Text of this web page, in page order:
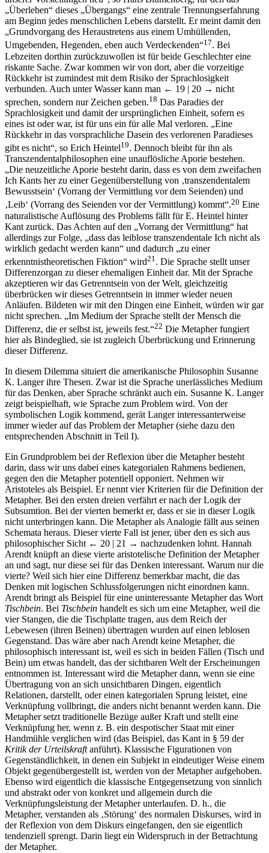
„Überleben“ dieses „Übergangs“ eine zentrale Trennungserfahrung
am Beginn jedes menschlichen Lebens darstellt. Er meint damit den
„Grundvorgang des Heraustretens aus einem Umhüllenden,
Umgebenden, Hegenden, eben auch Verdeckenden“17. Bei
Lebzeiten dorthin zurückzuwollen ist für beide Geschlechter eine
riskante Sache. Zwar kommen wir von dort, aber die vorzeitige
Rückkehr ist zumindest mit dem Risiko der Sprachlosigkeit
verbunden. Auch unter Wasser kann man ← 19 | 20 → nicht
sprechen, sondern nur Zeichen geben.18 Das Paradies der
Sprachlosigkeit und damit der ursprünglichen Einheit, sofern es
eines ist oder war, ist für uns ein für alle Mal verloren. „Eine
Rückkehr in das vorsprachliche Dasein des verlorenen Paradieses
gibt es nicht“, so Erich Heintel19. Dennoch bleibt für ihn als
Transzendentalphilosophen eine unauflösliche Aporie bestehen.
„Die neuzeitliche Aporie besteht darin, dass es von dem zweifachen
Ich Kants her zu einer Gegenüberstellung von ‚transzendentalem
Bewusstsein‘ (Vorrang der Vermittlung vor dem Seienden) und
‚Leib‘ (Vorrang des Seienden vor der Vermittlung) kommt“.20 Eine
naturalistische Auflösung des Problems fällt für E. Heintel hinter
Kant zurück. Das Achten auf den „Vorrang der Vermittlung“ hat
allerdings zur Folge, „dass das leiblose transzendentale Ich nicht als
wirklich gedacht werden kann“ und dadurch „zu einer
erkenntnistheoretischen Fiktion“ wird21 . Die Sprache stellt unser
Differenzorgan zu dieser ehemaligen Einheit dar. Mit der Sprache
akzeptieren wir das Getrenntsein von der Welt, gleichzeitig
überbrücken wir dieses Getrenntsein in immer wieder neuen
Anläufen. Bildeten wir mit den Dingen eine Einheit, würden wir gar
nicht sprechen. „Im Medium der Sprache stellt der Mensch die
Differenz, die er selbst ist, jeweils fest.“22 Die Metapher fungiert
hier als Bindeglied, sie ist zugleich Überbrückung und Erinnerung
dieser Differenz.
In diesem Dilemma situiert die amerikanische Philosophin Susanne
K. Langer ihre Thesen. Zwar ist die Sprache unerlässliches Medium
für das Denken, aber Sprache schränkt auch ein. Susanne K. Langer
zeigt beispielhaft, wie Sprache zum Problem wird. Von der
symbolischen Logik kommend, gerät Langer interessanterweise
immer wieder auf das Problem der Metapher (siehe dazu den
entsprechenden Abschnitt in Teil I).
Ein Grundproblem bei der Reflexion über die Metapher besteht
darin, dass wir uns dabei eines kategorialen Rahmens bedienen,
gegen den die Metapher potentiell opponiert. Nehmen wir
Aristoteles als Beispiel. Er nennt vier Kriterien für die Definition der
Metapher. Bei den ersten dreien verfährt er nach der Logik der
Subsumtion. Bei der vierten bemerkt er, dass er sie in dieser Logik
nicht unterbringen kann. Die Metapher als Analogie fällt aus seinen
Schemata heraus. Dieser vierte Fall ist jener, über den es sich aus
philosophischer Sicht ← 20 | 21 → nachzudenken lohnt. Hannah
Arendt knüpft an diese vierte aristotelische Definition der Metapher
an und sagt, nur diese sei für das Denken interessant. Warum nur die
vierte? Weil sich hier eine Differenz bemerkbar macht, die das
Denken mit logischen Schlussfolgerungen nicht einordnen kann.
Arendt bringt als Beispiel für eine uninteressante Metapher das Wort
Tischbein. Bei Tischbein handelt es sich um eine Metapher, weil die
vier Stangen, die die Tischplatte tragen, aus dem Reich der
Lebewesen (ihren Beinen) übertragen wurden auf einen leblosen
Gegenstand. Das wäre aber nach Arendt keine Metapher, die
philosophisch interessant ist, weil es sich in beiden Fällen (Tisch und
Bein) um etwas handelt, das der sichtbaren Welt der Erscheinungen
entnommen ist. Interessant wird die Metapher dann, wenn sie eine
Übertragung von an sich unsichtbaren Dingen, eigentlich
Relationen, darstellt, oder einen kategorialen Sprung leistet, eine
Verknüpfung vollbringt, die anders nicht benannt werden kann. Die
Metapher setzt traditionelle Bezüge außer Kraft und stellt eine
Verknüpfung her, wenn z. B. ein despotischer Staat mit einer
Handmühle verglichen wird (das Beispiel, das Kant in § 59 der
Kritik der Urteilskraftanführt). Klassische Figurationen von
Gegenständlichkeit, in denen ein Subjekt in eindeutiger Weise einem
Objekt gegenübergestellt ist, werden von der Metapher aufgehoben.
Ebenso wird eigentlich die klassische Entgegensetzung von sinnlich
und abstrakt oder von konkret und allgemein durch die
Verknüpfungsleistung der Metapher unterlaufen. D. h., die
Metapher, verstanden als ‚Störung‘ des normalen Diskurses, wird in
der Reflexion von dem Diskurs eingefangen, den sie eigentlich
tendenziell sprengt. Darin liegt ein Widerspruch in der Betrachtung
der Metapher.